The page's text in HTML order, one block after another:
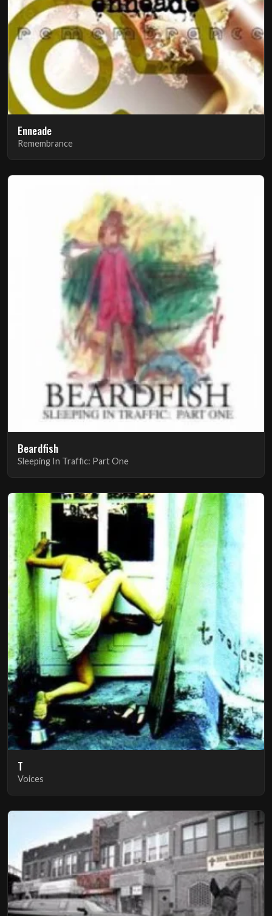
Enneade
Remembrance
Beardfish
Sleeping In Traffic: Part One
T
Voices